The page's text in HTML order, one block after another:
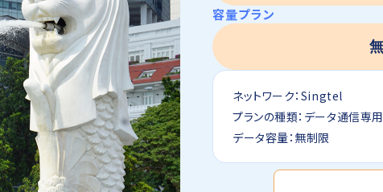
容量プラン
ネットワーク：Singtel
プランの種類：データ通信専用
データ容量：無制限